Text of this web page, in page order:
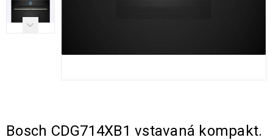
Bosch CDG714XB1 vstavaná kompakt.